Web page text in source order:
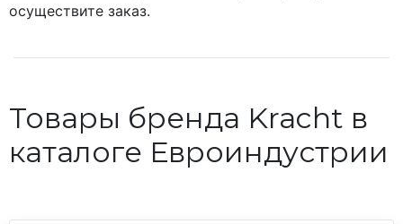
осуществите заказ.
Товары бренда Kracht в
каталоге Евроиндустрии